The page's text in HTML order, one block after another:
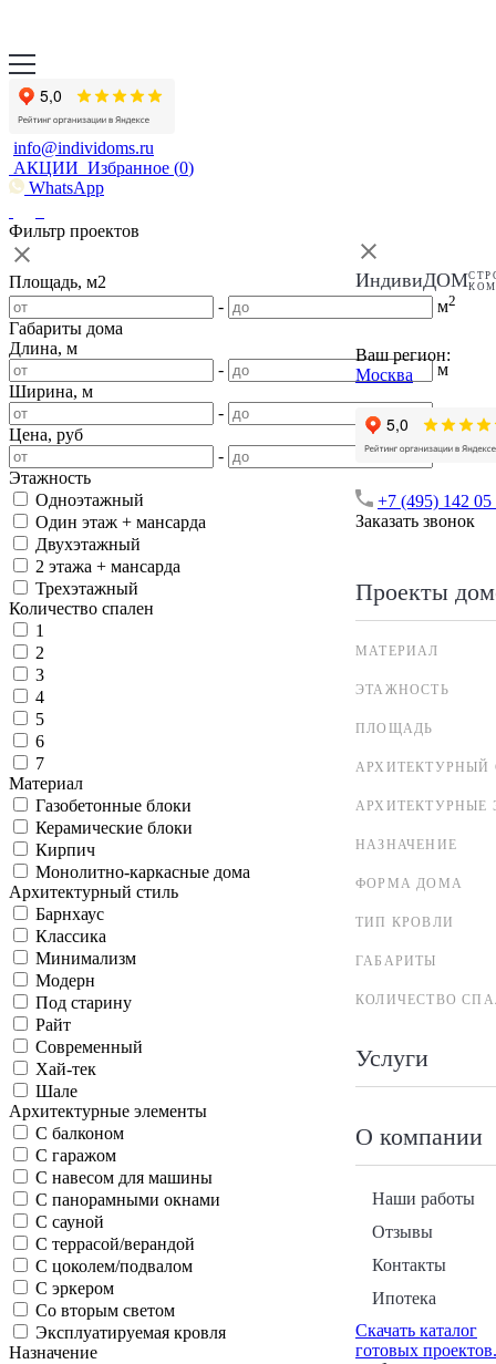
info@individoms.ru
АКЦИИ Избранное (0)
WhatsApp
ИндивиДОМ
Ваш регион:
Москва
+7 (495) 142 05
Заказать звонок
Проекты
МАТЕРИАЛ
ЭТАЖНОСТЬ
ПЛОЩАДЬ
АРХИТЕКТУРНЫЙ
АРХИТЕКТУРНЫЕ
НАЗНАЧЕНИЕ
ФОРМА ДОМА
ТИП КРОВЛИ
ГАБАРИТЫ
КОЛИЧЕСТВО
Услуги
О компании
Наши работы
Отзывы
Контакты
Ипотека
Скачать каталог
готовых
Фильтр проектов
Площадь, м2
-
м2
Габариты дома
Длина, м
-
м
Ширина, м
-
Цена, руб
-
Этажность
Одноэтажный
Один этаж + мансарда
Двухэтажный
2 этажа + мансарда
Трехэтажный
Количество спален
1
2
3
4
5
6
7
Материал
Газобетонные блоки
Керамические блоки
Кирпич
Монолитно-каркасные дома
Архитектурный стиль
Барнхаус
Классика
Минимализм
Модерн
Под старину
Райт
Современный
Хай-тек
Шале
Архитектурные элементы
С балконом
С гаражом
С навесом для машины
С панорамными окнами
С сауной
С террасой/верандой
С цоколем/подвалом
С эркером
Со вторым светом
Эксплуатируемая кровля
Назначение